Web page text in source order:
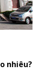
nhiêu?